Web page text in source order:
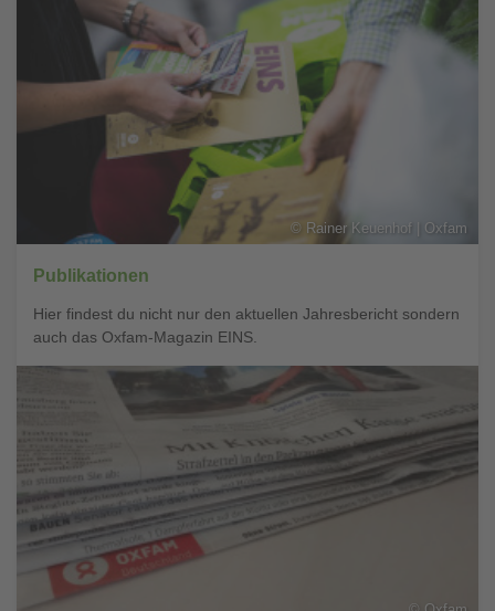
© Rainer Keuenhof | Oxfam
Publikationen
Hier findest du nicht nur den aktuellen Jahresbericht sondern
auch das Oxfam-Magazin EINS.